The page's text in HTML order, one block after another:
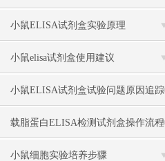
小鼠ELISA试剂盒实验原理
小鼠elisa试剂盒使用建议
小鼠ELISA试剂盒试验问题原因追踪
载脂蛋白ELISA检测试剂盒操作流程
方法
小鼠细胞实验培养步骤